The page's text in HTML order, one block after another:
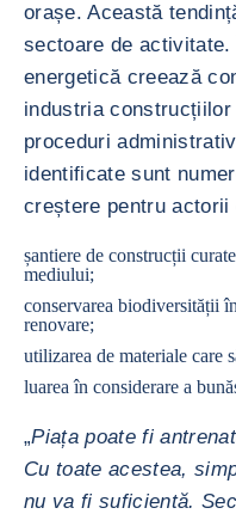
orașe. Această
sectoare de
energetică creează
industria
proceduri
identificate sunt
creștere pentru
șantiere de construcții
mediului;
conservarea biodiversității
renovare;
utilizarea de materiale care
luarea în considerare a
„Piața poate fi
Cu toate acestea,
nu va fi suficientă.